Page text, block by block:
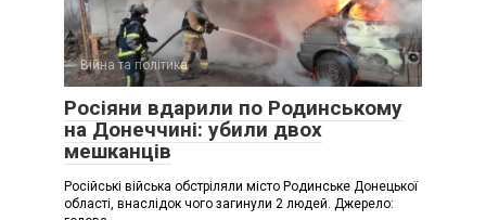
Війна та політика
Росіяни вдарили по Родинському
на Донеччині: убили двох
мешканців
Російські війська обстріляли місто Родинське Донецької
області, внаслідок чого загинули 2 людей. Джерело: